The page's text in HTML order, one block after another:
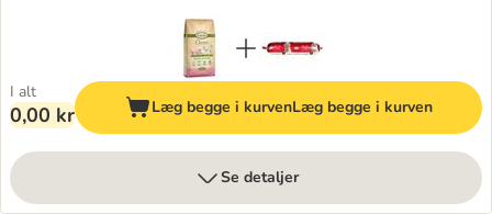
I alt
0,00 kr Læg begge i kurvenLæg begge i kurven
Se detaljer